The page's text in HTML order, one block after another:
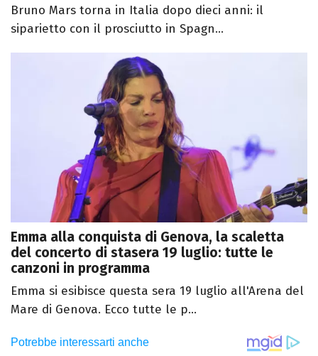
Bruno Mars torna in Italia dopo dieci anni: il
siparietto con il prosciutto in Spagn...
Emma alla conquista di Genova, la scaletta
del concerto di stasera 19 luglio: tutte le
canzoni in programma
Emma si esibisce questa sera 19 luglio all'Arena del
Mare di Genova. Ecco tutte le p...